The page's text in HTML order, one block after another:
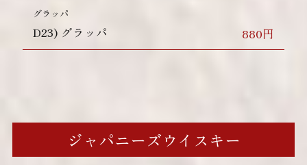
グラッパ
D23) グラッパ 880円
ジャパニーズウイスキー